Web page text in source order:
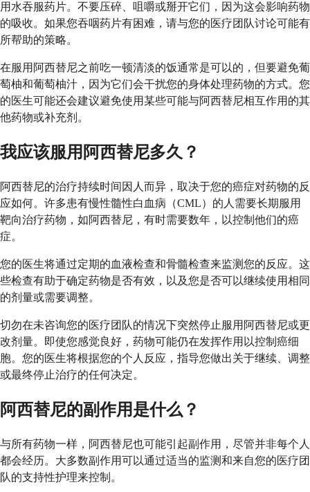
用水吞服药片。不要压碎、咀嚼或掰开它们，因为这会影响药物
的吸收。如果您吞咽药片有困难，请与您的医疗团队讨论可能有
所帮助的策略。
在服用阿西替尼之前吃一顿清淡的饭通常是可以的，但要避免葡
萄柚和葡萄柚汁，因为它们会干扰您的身体处理药物的方式。您
的医生可能还会建议避免使用某些可能与阿西替尼相互作用的其
他药物或补充剂。
我应该服用阿西替尼多久？
阿西替尼的治疗持续时间因人而异，取决于您的癌症对药物的反
应如何。许多患有慢性髓性白血病（CML）的人需要长期服用
靶向治疗药物，如阿西替尼，有时需要数年，以控制他们的癌
症。
您的医生将通过定期的血液检查和骨髓检查来监测您的反应。这
些检查有助于确定药物是否有效，以及您是否可以继续使用相同
的剂量或需要调整。
切勿在未咨询您的医疗团队的情况下突然停止服用阿西替尼或更
改剂量。即使您感觉良好，药物可能仍在发挥作用以控制癌细
胞。您的医生将根据您的个人反应，指导您做出关于继续、调整
或最终停止治疗的任何决定。
阿西替尼的副作用是什么？
与所有药物一样，阿西替尼也可能引起副作用，尽管并非每个人
都会经历。大多数副作用可以通过适当的监测和来自您的医疗团
队的支持性护理来控制。